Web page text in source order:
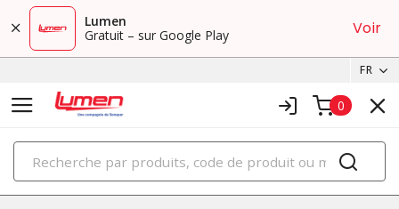
Lumen
Gratuit – sur Google Play
Voir
FR
0
PRODUITS
éclairage